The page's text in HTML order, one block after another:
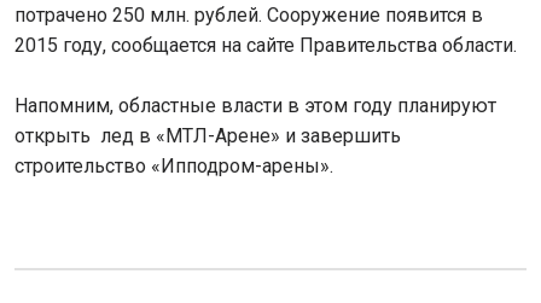
потрачено 250 млн. рублей. Сооружение появится в
2015 году, сообщается на сайте Правительства области.
Напомним, областные власти в этом году планируют
открыть лед в «МТЛ-Арене» и завершить
строительство «Ипподром-арены».